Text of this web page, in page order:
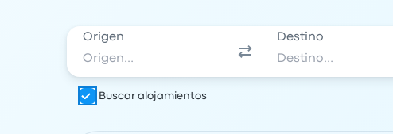
Origen Destino
Buscar alojamientos